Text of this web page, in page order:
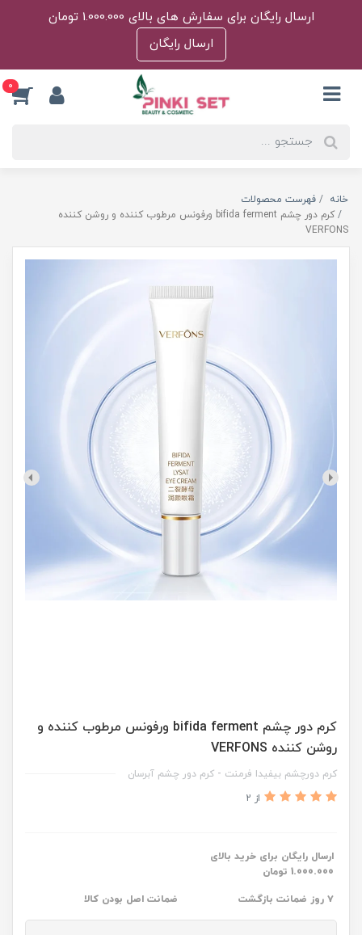
ارسال رایگان برای سفارش های بالای 1.000.000 تومان
ارسال رایگان
0
خانه
فهرست محصولات
کرم دور چشم bifida ferment ورفونس مرطوب کننده و روشن کننده
VERFONS
کرم دور چشم bifida ferment ورفونس مرطوب کننده و
روشن کننده VERFONS
کرم دورچشم بیفیدا فرمنت - کرم دور چشم آبرسان
از 2
ارسال رایگان برای خرید بالای
1.000.000 تومان
۷ روز ضمانت بازگشت ضمانت اصل بودن کالا